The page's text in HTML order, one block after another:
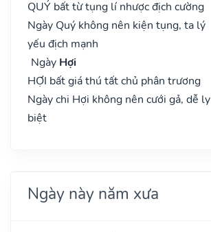
QUÝ bất từ tụng lí nhược địch cường
Ngày Quý không nên kiện tụng, ta lý
yếu địch mạnh
Ngày Hợi
HỢI bất giá thú tất chủ phân trương
Ngày chi Hợi không nên cưới gả, dễ ly
biệt
Ngày này năm xưa